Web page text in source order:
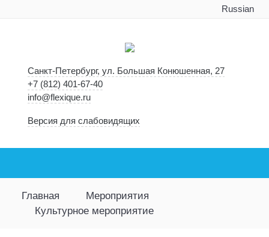
Russian
Санкт-Петербург, ул. Большая Конюшенная, 27
+7 (812) 401-67-40
info@flexique.ru
Версия для слабовидящих
Главная
Мероприятия
Культурное мероприятие